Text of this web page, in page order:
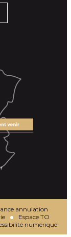
annulation
Espace TO
numérique